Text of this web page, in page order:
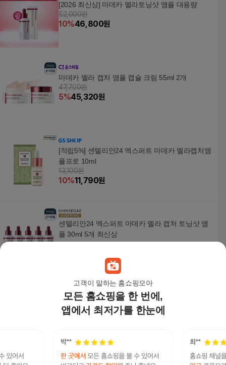
고객이 말하는 홈쇼핑모아
모든 홈쇼핑을 한 번에,
앱에서 최저가를 한눈에
[2026 최신상] 마데카 멜라토닝샷 앰플 대용량
52,000원
10%46,800원
마데카 멜라 캡처 앰플 캡슐 크림 55ml 2개
47,700원
5%45,320원
[적립5%] 센텔리안24 엑스퍼트 마데카 멜라캡처앰
플프로 10ml
13,100원
10%11,790원
센텔리안24 엑스퍼트 마데카 멜라 캡처 토닝샷 앰
플 30ml 5개 최신상
멜라 TXA 밀키드롭 미백 앰플+[콜라겐 사셰 SET}
45,000원